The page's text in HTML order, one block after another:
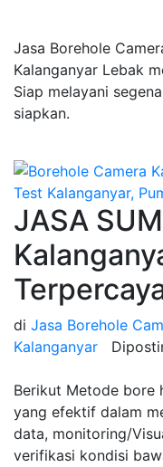
Jasa Borehole
Kalanganyar Lebak
Siap melayani
siapkan.
JASA
di Jasa Borehole
Kalanganyar
Berikut Metode bore
yang efektif dalam
data, monitoring/
verifikasi kondisi